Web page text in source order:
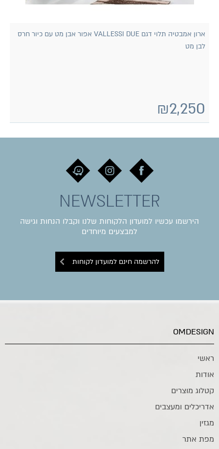
ארון אמבטיה תלוי דגם VALLESSI DUE אפור אבן מט עם כיור חרס
לבן מט
₪2,250
NEWSLETTER
הירשמו עכשיו למועדון הלקוחות שלנו וקבלו הנחות וגישה
למבצעים מיוחדים
להרשמה חינם למועדון לקוחות
OMDESIGN
ראשי
אודות
קטלוג מוצרים
אדריכלים ומעצבים
מגזין
מפת אתר